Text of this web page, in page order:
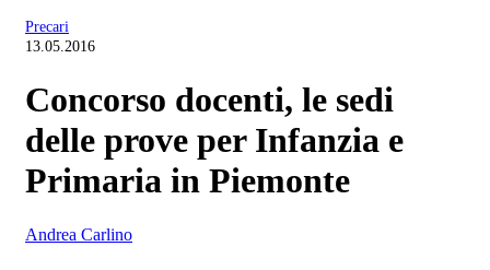
Precari
13.05.2016
Concorso docenti, le sedi
delle prove per Infanzia e
Primaria in Piemonte
Andrea Carlino